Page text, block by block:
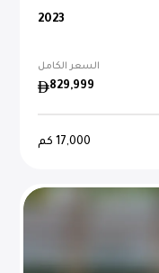
2023
السعر الكامل
829,999
17,000 كم